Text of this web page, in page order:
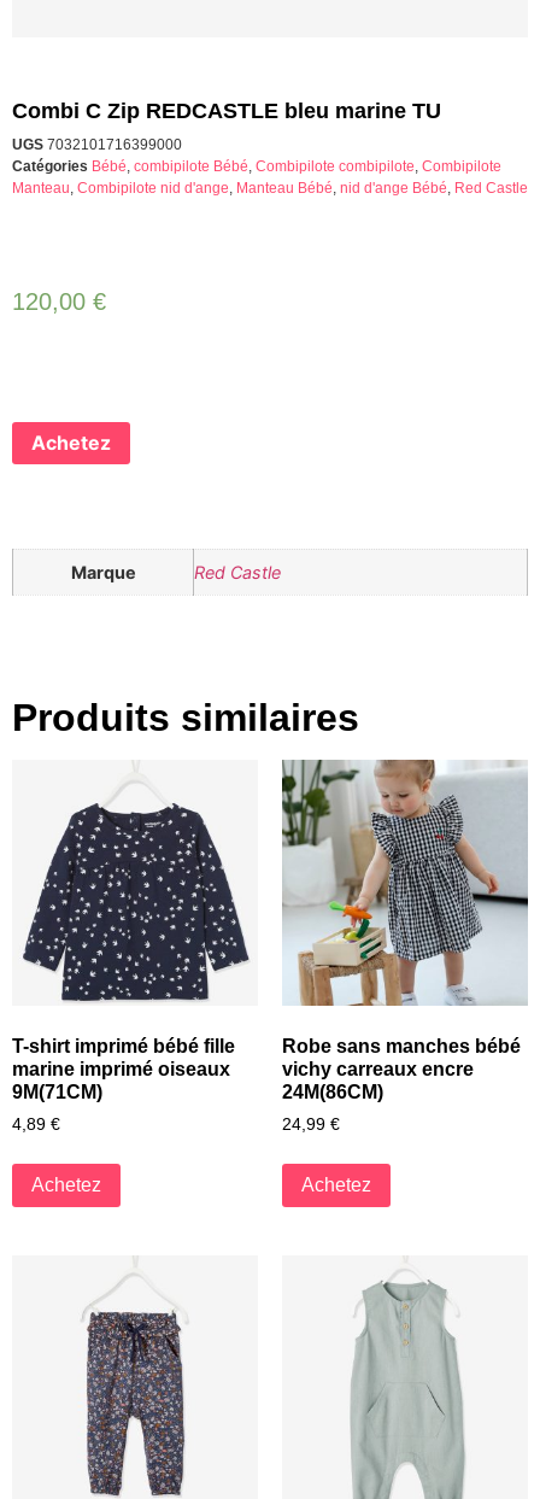
Combi C Zip REDCASTLE bleu marine TU
UGS 7032101716399000
Catégories Bébé, combipilote Bébé, Combipilote combipilote, Combipilote
Manteau, Combipilote nid d'ange, Manteau Bébé, nid d'ange Bébé, Red Castle
120,00 €
Achetez
Marque Red Castle
Produits similaires
T-shirt imprimé bébé fille
marine imprimé oiseaux
9M(71CM)
4,89 €
Achetez
Robe sans manches bébé
vichy carreaux encre
24M(86CM)
24,99 €
Achetez